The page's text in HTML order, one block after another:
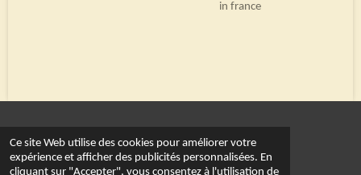
Ce site Web utilise des cookies pour améliorer votre
expérience et afficher des publicités personnalisées. En
cliquant sur "Accepter", vous consentez à l'utilisation de
in france
Propulsé par Webador